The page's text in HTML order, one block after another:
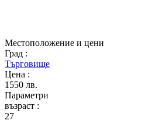
Местоположение и цени
Град :
Търговище
Цена :
1550 лв.
Параметри
възраст :
27